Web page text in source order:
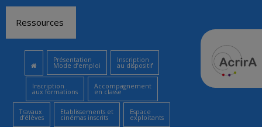
contenu
Ressources
Présentation
Mode d’emploi
Inscription
au dispositif
Inscription
aux formations
Accompagnement
en classe
Travaux
d’élèves
Etablissements et
cinémas inscrits
Espace
exploitants